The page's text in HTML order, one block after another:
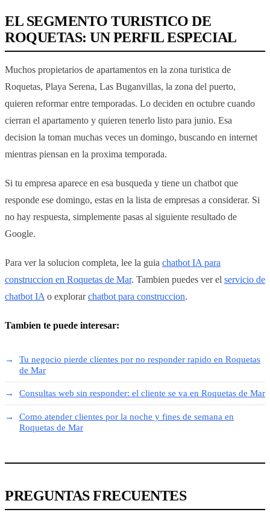
EL SEGMENTO TURISTICO DE
ROQUETAS: UN PERFIL ESPECIAL
Muchos propietarios de apartamentos en la zona turistica de
Roquetas, Playa Serena, Las Buganvillas, la zona del puerto,
quieren reformar entre temporadas. Lo deciden en octubre cuando
cierran el apartamento y quieren tenerlo listo para junio. Esa
decision la toman muchas veces un domingo, buscando en internet
mientras piensan en la proxima temporada.
Si tu empresa aparece en esa busqueda y tiene un chatbot que
responde ese domingo, estas en la lista de empresas a considerar. Si
no hay respuesta, simplemente pasas al siguiente resultado de
Google.
Para ver la solucion completa, lee la guia chatbot IA para
construccion en Roquetas de Mar. Tambien puedes ver el servicio de
chatbot IA o explorarchatbot para construccion.
Tambien te puede interesar:
Tu negocio pierde clientes por no responder rapido en Roquetas
de Mar
Consultas web sin responder: el cliente se va en Roquetas de Mar
Como atender clientes por la noche y fines de semana en
Roquetas de Mar
PREGUNTAS FRECUENTES